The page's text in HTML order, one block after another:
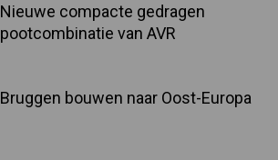
Nieuwe compacte gedragen
pootcombinatie van AVR
Bruggen bouwen naar Oost-Europa